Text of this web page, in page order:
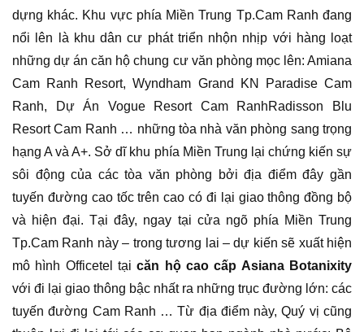
dựng khác. Khu vực phía Miền Trung Tp.Cam Ranh đang
nổi lên là khu dân cư phát triển nhộn nhịp với hàng loạt
những dự án căn hộ chung cư văn phòng mọc lên: Amiana
Cam Ranh Resort, Wyndham Grand KN Paradise Cam
Ranh, Dự Án Vogue Resort Cam RanhRadisson Blu
Resort Cam Ranh … những tòa nhà văn phòng sang trọng
hạng A và A+. Sở dĩ khu phía Miền Trung lại chứng kiến sự
sôi động của các tòa văn phòng bởi địa điểm đây gần
tuyến đường cao tốc trên cao có đi lại giao thông đồng bộ
và hiện đại. Tại đây, ngay tại cửa ngõ phía Miền Trung
Tp.Cam Ranh này – trong tương lai – dự kiến sẽ xuất hiện
mô hình Officetel tạicăn hộ cao cấp Asiana Botanixity
với đi lại giao thông bậc nhất ra những trục đường lớn: các
tuyến đường Cam Ranh … Từ địa điểm này, Quý vị cũng